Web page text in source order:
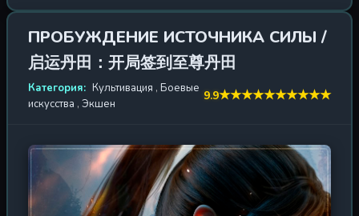
прорвавшихся из Бездны, Моюй осознаёт: его сила —
не просто проклятие, а дар, способный изменить ход
войны. Он повелевает легионами мёртвых, воскрешая
павших врагов и превращая их в своё бессмертное
войско. Один против армий — он становится стихийным
бедствием для всех, кто осмелится встать на его пути.
Но чем могущественнее некромант, тем сильнее
человечность, когда сама смерть служит ему? Или он
станет тем, кого будут бояться даже боги? Впереди —
битвы, интриги и восхождение на вершину мира, где
правит не сила, а воля.
ПРОБУЖДЕНИЕ ИСТОЧНИКА СИЛЫ /
启运丹田：开局签到至尊丹田
Категория: Культивация , Боевые
искусства , Экшен
9.9★★★★★★★★★★